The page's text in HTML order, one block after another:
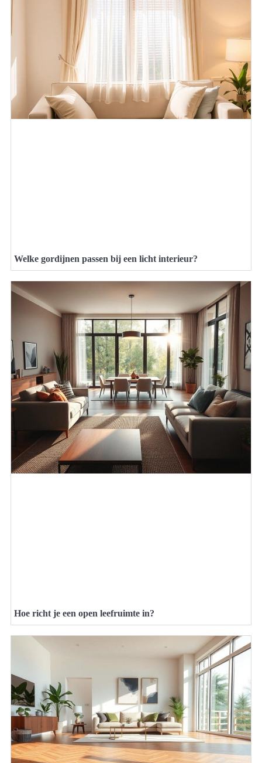
Welke gordijnen passen bij een licht interieur?
Hoe richt je een open leefruimte in?